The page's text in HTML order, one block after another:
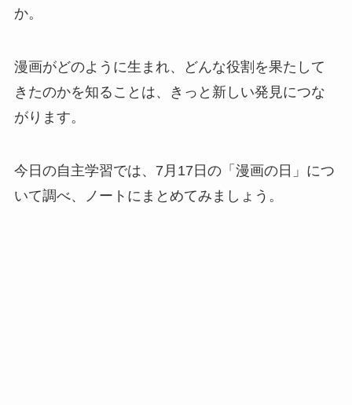
か。
漫画がどのように生まれ、どんな役割を果たして
きたのかを知ることは、きっと新しい発見につな
がります。
今日の自主学習では、7月17日の「漫画の日」につ
いて調べ、ノートにまとめてみましょう。